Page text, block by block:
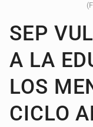
SEP
A LA
LOS
CICLO